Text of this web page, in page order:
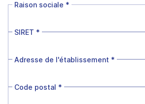
Raison sociale *
SIRET *
Adresse de l'établissement *
Code postal *